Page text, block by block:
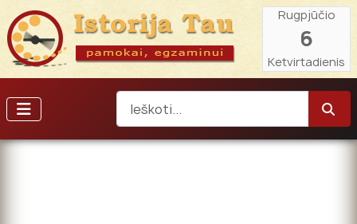
Rugpjūčio
6
Ketvirtadienis